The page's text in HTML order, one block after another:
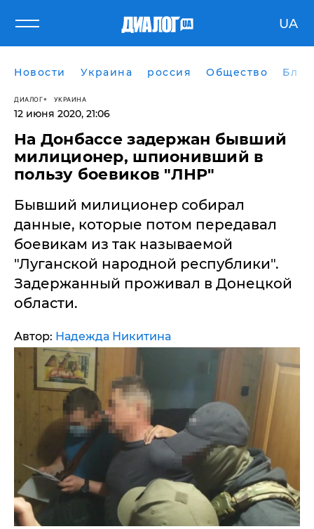
UA
Новости Украина россия Общество
ДИАЛОГ УКРАИНА
12 июня 2020, 21:06
На Донбассе задержан бывший
милиционер, шпионивший в
пользу боевиков "ЛНР"
Бывший милиционер собирал
данные, которые потом передавал
боевикам из так называемой
"Луганской народной республики".
Задержанный проживал в Донецкой
области.
Автор: Надежда Никитина